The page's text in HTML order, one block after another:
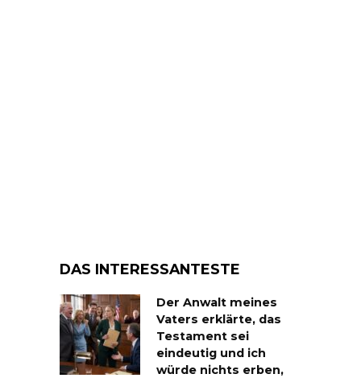
DAS INTERESSANTESTE
Der Anwalt meines
Vaters erklärte, das
Testament sei
eindeutig und ich
würde nichts erben,